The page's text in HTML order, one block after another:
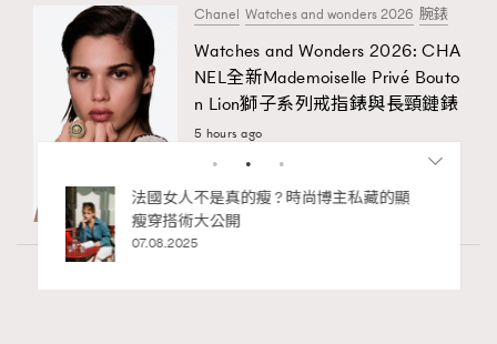
Chanel Watches and wonders 2026 腕錶
Watches and Wonders 2026: CHA
NEL全新Mademoiselle Privé Bouto
n Lion獅子系列戒指錶與長頸鏈錶
5 hours ago
香港
法國女人不是真的瘦 ? 時尚博主私藏的顯
瘦穿搭術大公開
07.08.2025